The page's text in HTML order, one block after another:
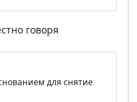
говоря
для снятие